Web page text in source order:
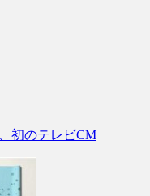
初のテレビCM